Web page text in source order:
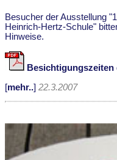
Besucher der Ausstellung
Heinrich-Hertz-Schule"
Hinweise.
[mehr..] 22.3.2007